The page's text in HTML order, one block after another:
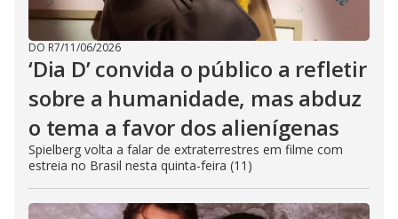
DO R7/11/06/2026
‘Dia D’ convida o público a refletir
sobre a humanidade, mas abduz
o tema a favor dos alienígenas
Spielberg volta a falar de extraterrestres em filme com
estreia no Brasil nesta quinta-feira (11)